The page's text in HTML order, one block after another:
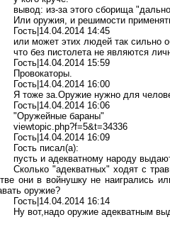
вывод: из-за этого сборища
Или оружия, и решимости
Гость|14.04.2014 14:45
или может этих людей так сильно
что без пистолета не являются
Гость|14.04.2014 15:59
Провокаторы.
Гость|14.04.2014 16:00
Я тоже за.Оружие нужно для
Гость|14.04.2014 16:06
"Оружейные бараны"
viewtopic.php?f=5&t=34336
Гость|14.04.2014 16:09
Гость писал(a):
пусть и адекватному народу
Сколько "адекватных" ходят с
они в войнушку не наигрались
оружие?
Гость|14.04.2014 16:14
Ну вот,надо оружие адекватным